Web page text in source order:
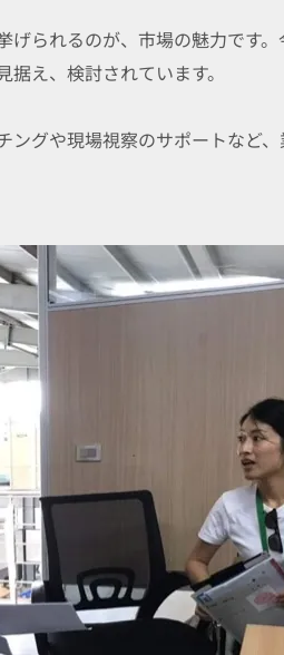
られるのが、市場の魅力です
え、検討されています。
グや現場視察のサポートなど